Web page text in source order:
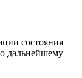
состояния
дальнейшему